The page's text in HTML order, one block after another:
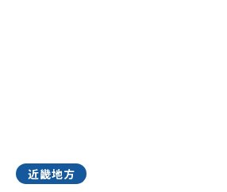
近畿地方